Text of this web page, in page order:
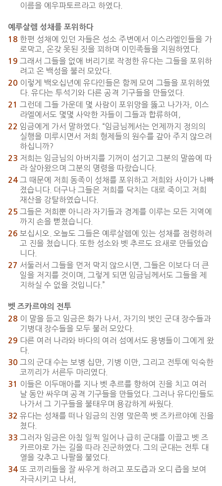
이름을 에우파토르라고 하였다.
예루살렘 성채를 포위하다
18 한편 성채에 있던 자들은 성소 주변에서 이스라엘인들을 가
로막고, 온갖 못된 짓을 꾀하며 이민족들을 지원하였다.
19 그래서 그들을 없애 버리기로 작정한 유다는 그들을 포위하
려고 온 백성을 불러 모았다.
20 이렇게 백오십년에 유다인들은 함께 모여 그들을 포위하였
다. 유다는 투석기와 다른 공격 기구들을 만들었다.
21
그런데 그들 가운데 몇 사람이 포위망을 뚫고 나가자, 이스
라엘에서도 몇몇 사악한 자들이 그들과 합류하여,
22 임금에게 가서 말하였다. “임금님께서는 언제까지 정의의
실행을 미루시면서 저희 형제들의 원수를 갚아 주지 않으려
하십니까?
23 저희는 임금님의 아버지를 기꺼이 섬기고 그분의 말씀에 따
라 살아왔으며 그분의 명령을 따랐습니다.
24 그 때문에 저희 동족이 성채를 포위하고 저희와 사이가 나빠
졌습니다. 더구나 그들은 저희를 닥치는 대로 죽이고 저희
재산을 강탈하였습니다.
25 그들은 저희뿐 아니라 자기들과 경계를 이루는 모든 지역에
까지 손을 뻗쳤습니다.
26 보십시오. 오늘도 그들은 예루살렘에 있는 성채를 점령하려
고 진을 쳤습니다. 또한 성소와 벳 추르도 요새로 만들었습
니다.
27 서둘러서 그들을 먼저 막지 않으시면, 그들은 이보다 더 큰
일을 저지를 것이며, 그렇게 되면 임금님께서도 그들을 제
지하실 수 없을 것입니다.”
벳 즈카르야의 전투
28 이 말을 듣고 임금은 화가 나서, 자기의 벗인 군대 장수들과
기병대 장수들을 모두 불러 모았다.
29 다른 여러 나라와 바다의 여러 섬에서도 용병들이 그에게 왔
다.
30 그의 군대 수는 보병 십만, 기병 이만, 그리고 전투에 익숙한
코끼리가 서른두 마리였다.
31
이들은 이두매아를 지나 벳 추르를 향하여 진을 치고 여러
날 동안 싸우며 공격 기구들을 만들었다. 그러나 유다인들도
나가서 그 기구들을 불태우며 용감하게 싸웠다.
32 유다는 성채를 떠나 임금의 진영 맞은쪽 벳 즈카르야에 진을
쳤다.
33 그러자 임금은 아침 일찍 일어나 급히 군대를 이끌고 벳 즈
카르야로 가는 길을 따라 진군하였다. 그의 군대는 전투 대
열을 갖추고 나팔을 불었다.
34 또 코끼리들을 잘 싸우게 하려고 포도즙과 오디 즙을 보여
자극시키고 나서,